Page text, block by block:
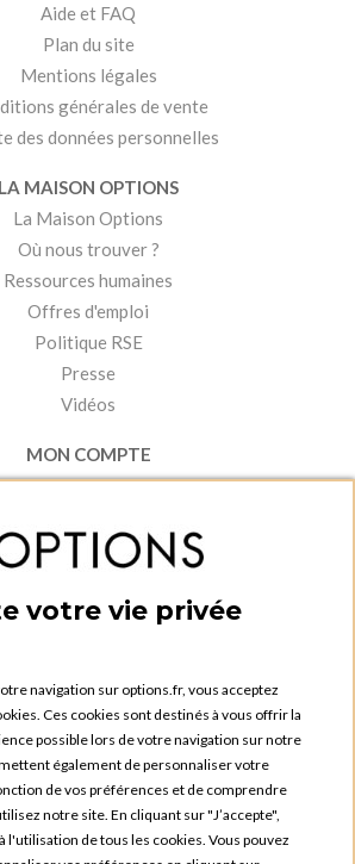
Aide et FAQ
Plan du site
Mentions légales
générales de vente
des données personnelles
LA MAISON OPTIONS
La Maison Options
Où nous trouver ?
Ressources humaines
Offres d'emploi
Politique RSE
Presse
Vidéos
MON COMPTE
Accéder à mon compte
Créer un compte
PRATIQUE
et bons de commande
Tutoriels
LUXEMBOURG
votre vie privée
navigation sur options.fr, vous acceptez
Ces cookies sont destinés à vous offrir la
possible lors de votre navigation sur notre
également de personnaliser votre
de vos préférences et de comprendre
notre site. En cliquant sur "J’accepte",
l'utilisation de tous les cookies. Vous pouvez